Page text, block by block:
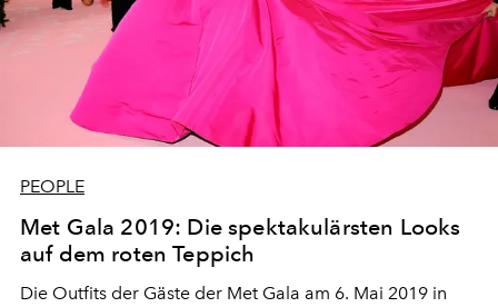
PEOPLE
Met Gala 2019: Die spektakulärsten Looks
auf dem roten Teppich
Die Outfits der Gäste der Met Gala am 6. Mai 2019 in